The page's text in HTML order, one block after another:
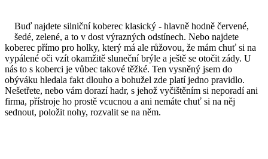
Buď najdete silniční koberec klasický - hlavně hodně červené,
šedé, zelené, a to v dost výrazných odstínech. Nebo najdete
koberec přímo pro holky, který má ale růžovou, že mám chuť si na
vypálené oči vzít okamžitě sluneční brýle a ještě se otočit zády. U
nás to s koberci je vůbec takové těžké. Ten vysněný jsem do
obýváku hledala fakt dlouho a bohužel zde platí jedno pravidlo.
Nešetřete, nebo vám dorazí hadr, s jehož vyčištěním si neporadí ani
firma, přístroje ho prostě vcucnou a ani nemáte chuť si na něj
sednout, položit nohy, rozvalit se na něm.